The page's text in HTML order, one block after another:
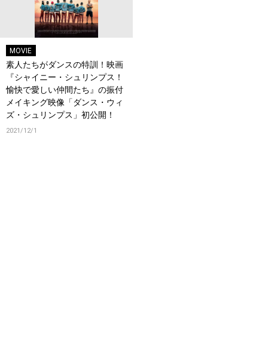
MOVIE
素人たちがダンスの特訓！映画
『シャイニー・シュリンプス！
愉快で愛しい仲間たち』の振付
メイキング映像「ダンス・ウィ
ズ・シュリンプス」初公開！
2021/12/1